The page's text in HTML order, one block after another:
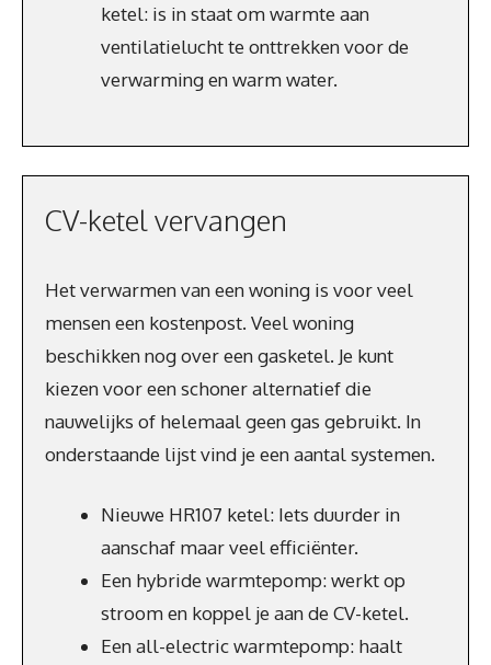
ketel: is in staat om warmte aan
ventilatielucht te onttrekken voor de
verwarming en warm water.
CV-ketel vervangen
Het verwarmen van een woning is voor veel
mensen een kostenpost. Veel woning
beschikken nog over een gasketel. Je kunt
kiezen voor een schoner alternatief die
nauwelijks of helemaal geen gas gebruikt. In
onderstaande lijst vind je een aantal systemen.
Nieuwe HR107 ketel: Iets duurder in
aanschaf maar veel efficiënter.
Een hybride warmtepomp: werkt op
stroom en koppel je aan de CV-ketel.
Een all-electric warmtepomp: haalt